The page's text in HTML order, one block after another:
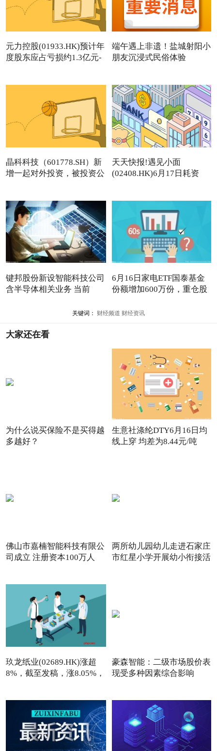
元力控股(01933.HK)预计年
度股东应占亏损约1.3亿元-
端午遇上非遗！盐城射阳小
朋友沉浸式民俗体验
晶科科技（601778.SH）新
增一起对外投资，被投资公
天天快报!遇见小面
(02408.HK)6月17日耗资
键邦股份新设智能科技公司
含半导体相关业务 当前
6月16日家电ETF国泰基金
份额增加600万份，重仓股
关键词： 财经频道 财经资讯
大家还在看
为什么说买保险不是买得越
多越好？
生意社涤纶DTY6月16日均
线上穿 均差为8.44元/吨
佛山市嘉楠智能科技有限公
司成立 注册资本100万人
两所幼儿园幼儿走进石家庄
市红星小学开展幼小衔接活
玖龙纸业(02689.HK)涨超
8%，截至发稿，涨8.05%，
豪森智能：二级市场股价表
现受多种因素综合影响